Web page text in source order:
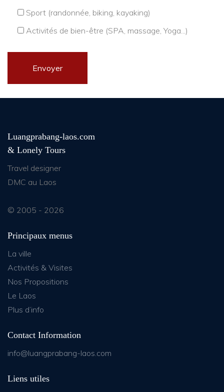
Sport (randonnée, biking, kayaking)
Activités de bien-être (SPA, massage, Yoga...)
Luangprabang-laos.com
& Lonely Tours
Travel designer
DMC au Laos
© 2005 - 2026
Principaux menus
La ville
Activités & Visites
Nos Propositions
Le Laos
Plus d’info
Contact Information
info@luangprabang-laos.com
Liens utiles